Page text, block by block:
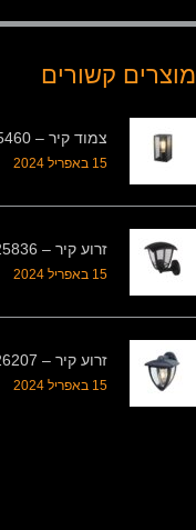
מוצרים קשורים
צמוד קיר – 525460
15 באפריל 2024
זרוע קיר – 525836
15 באפריל 2024
זרוע קיר – 526207
15 באפריל 2024